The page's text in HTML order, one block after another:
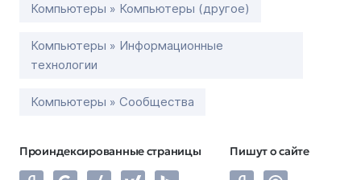
Компьютеры » Компьютеры (другое)
Компьютеры » Информационные
технологии
Компьютеры » Сообщества
Проиндексированные страницы Пишут о сайте